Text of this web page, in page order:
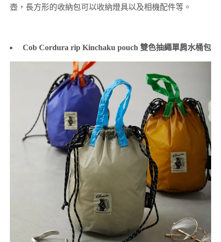
壺，長方形的收納包可以收納燈具以及相機配件等。
Cob Cordura rip Kinchaku pouch 雙色抽繩單肩水桶包